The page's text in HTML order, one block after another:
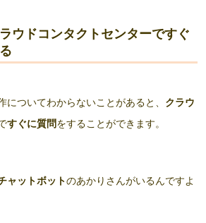
ウドコンタクトセンターですぐ
についてわからないことがあると、 クラウ
すぐに質問をすることができます。
ャットボットのあかりさんがいるんですよ